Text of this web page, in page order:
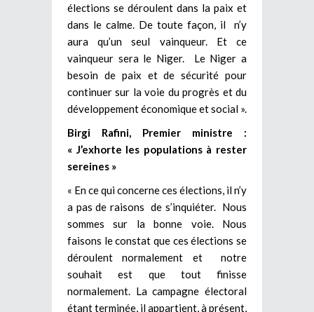
élections se déroulent dans la paix et
dans le calme. De toute façon, il n’y
aura qu’un seul vainqueur. Et ce
vainqueur sera le Niger. Le Niger a
besoin de paix et de sécurité pour
continuer sur la voie du progrès et du
développement économique et social ».
Birgi Rafini, Premier ministre :
« J’exhorte les populations à rester
sereines »
« En ce qui concerne ces élections, il n’y
a pas de raisons de s’inquiéter. Nous
sommes sur la bonne voie. Nous
faisons le constat que ces élections se
déroulent normalement et notre
souhait est que tout finisse
normalement. La campagne électoral
étant terminée, il appartient, à présent,